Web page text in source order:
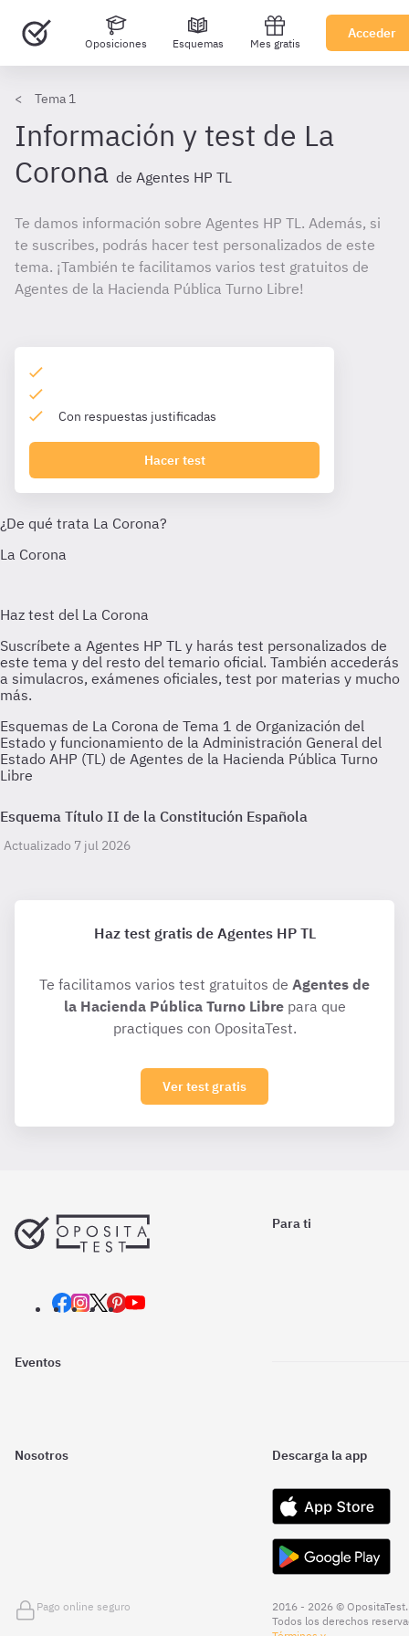
Oposiciones Esquemas Mes gratis
Acceder
Tema 1
Información y test de La
Corona de Agentes HP TL
Te damos información sobre Agentes HP TL. Además, si
te suscribes, podrás hacer test personalizados de este
tema. ¡También te facilitamos varios test gratuitos de
Agentes de la Hacienda Pública Turno Libre!
Con respuestas justificadas
Hacer test
Esquemas de La Corona de Tema 1 de Organización del
Estado y funcionamiento de la Administración General del
Estado AHP (TL) de Agentes de la Hacienda Pública Turno
Libre
Esquema Título II de la Constitución Española
Actualizado 7 jul 2026
Haz test gratis de Agentes HP TL
Te facilitamos varios test gratuitos de Agentes de
la Hacienda Pública Turno Librepara que
practiques con OpositaTest.
Ver test gratis
Para ti
Eventos
Nosotros Descarga la app
Pago online seguro
2016 - 2026 © OpositaTest.
Todos los derechos